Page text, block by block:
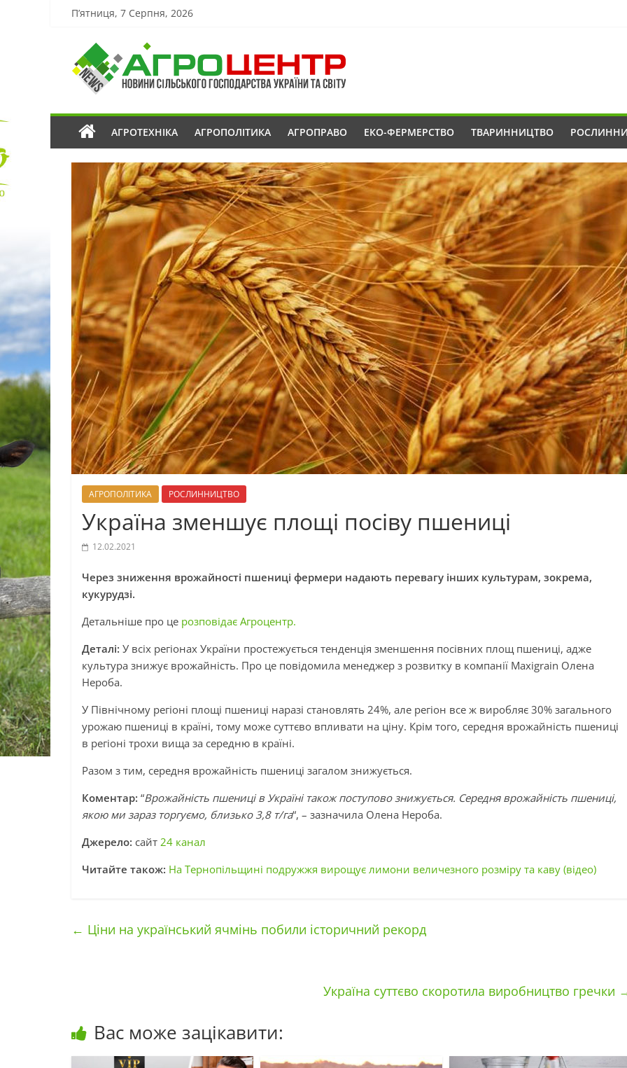
П’ятниця, 7 Серпня, 2026
АГРОТЕХНІКА АГРОПОЛІТИКА АГРОПРАВО ЕКО-ФЕРМЕРСТВО ТВАРИННИЦТВО
АГРОПОЛІТИКА РОСЛИННИЦТВО
Україна зменшує площі посіву пшениці
12.02.2021
Через зниження врожайності пшениці фермери надають перевагу інших культурам, зокрема,
кукурудзі.
Детальніше про це розповідає Агроцентр.
Деталі: У всіх регіонах України простежується тенденція зменшення посівних площ пшениці, адже
культура знижує врожайність. Про це повідомила менеджер з розвитку в компанії Maxigrain Олена
Нероба.
У Північному регіоні площі пшениці наразі становлять 24%, але регіон все ж виробляє 30% загального
урожаю пшениці в країні, тому може суттєво впливати на ціну. Крім того, середня врожайність пшениці
в регіоні трохи вища за середню в країні.
Разом з тим, середня врожайність пшениці загалом знижується.
Коментар: “Врожайність пшениці в Україні також поступово знижується. Середня врожайність пшениці,
якою ми зараз торгуємо, близько 3,8 т/га“, – зазначила Олена Нероба.
Джерело: сайт 24 канал
Читайте також: На Тернопільщині подружжя вирощує лимони величезного розміру та каву (відео)
← Ціни на український ячмінь побили історичний рекорд
Україна суттєво скоротила виробництво гречки
Вас може зацікавити: